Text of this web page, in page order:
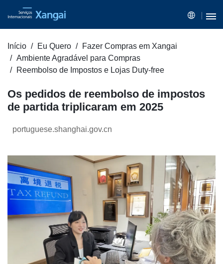
Início Eu Quero
Fazer Compras em Xangai
Ambiente Agradável para Compras
Reembolso de Impostos e Lojas Duty-free
Os pedidos de reembolso de impostos
de partida triplicaram em 2025
portuguese.shanghai.gov.cn